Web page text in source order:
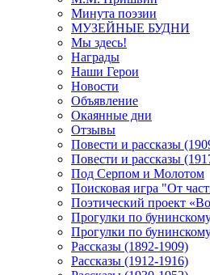
Минута поэзии
МУЗЕЙНЫЕ БУДНИ
Мы здесь!
Награды
Наши Герои
Новости
Объявление
Окаянные дни
Отзывы
Повести и рассказы
Повести и рассказы
Под Серпом и Молотом
Поисковая игра "От
Поэтический проект
Прогулки по
Прогулки по
Рассказы (1892-1909)
Рассказы (1912-1916)